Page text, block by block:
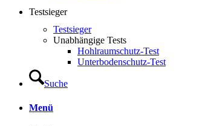
Testsieger
Testsieger
Unabhängige Tests
Hohlraumschutz-Test
Unterbodenschutz-Test
Suche
Menü